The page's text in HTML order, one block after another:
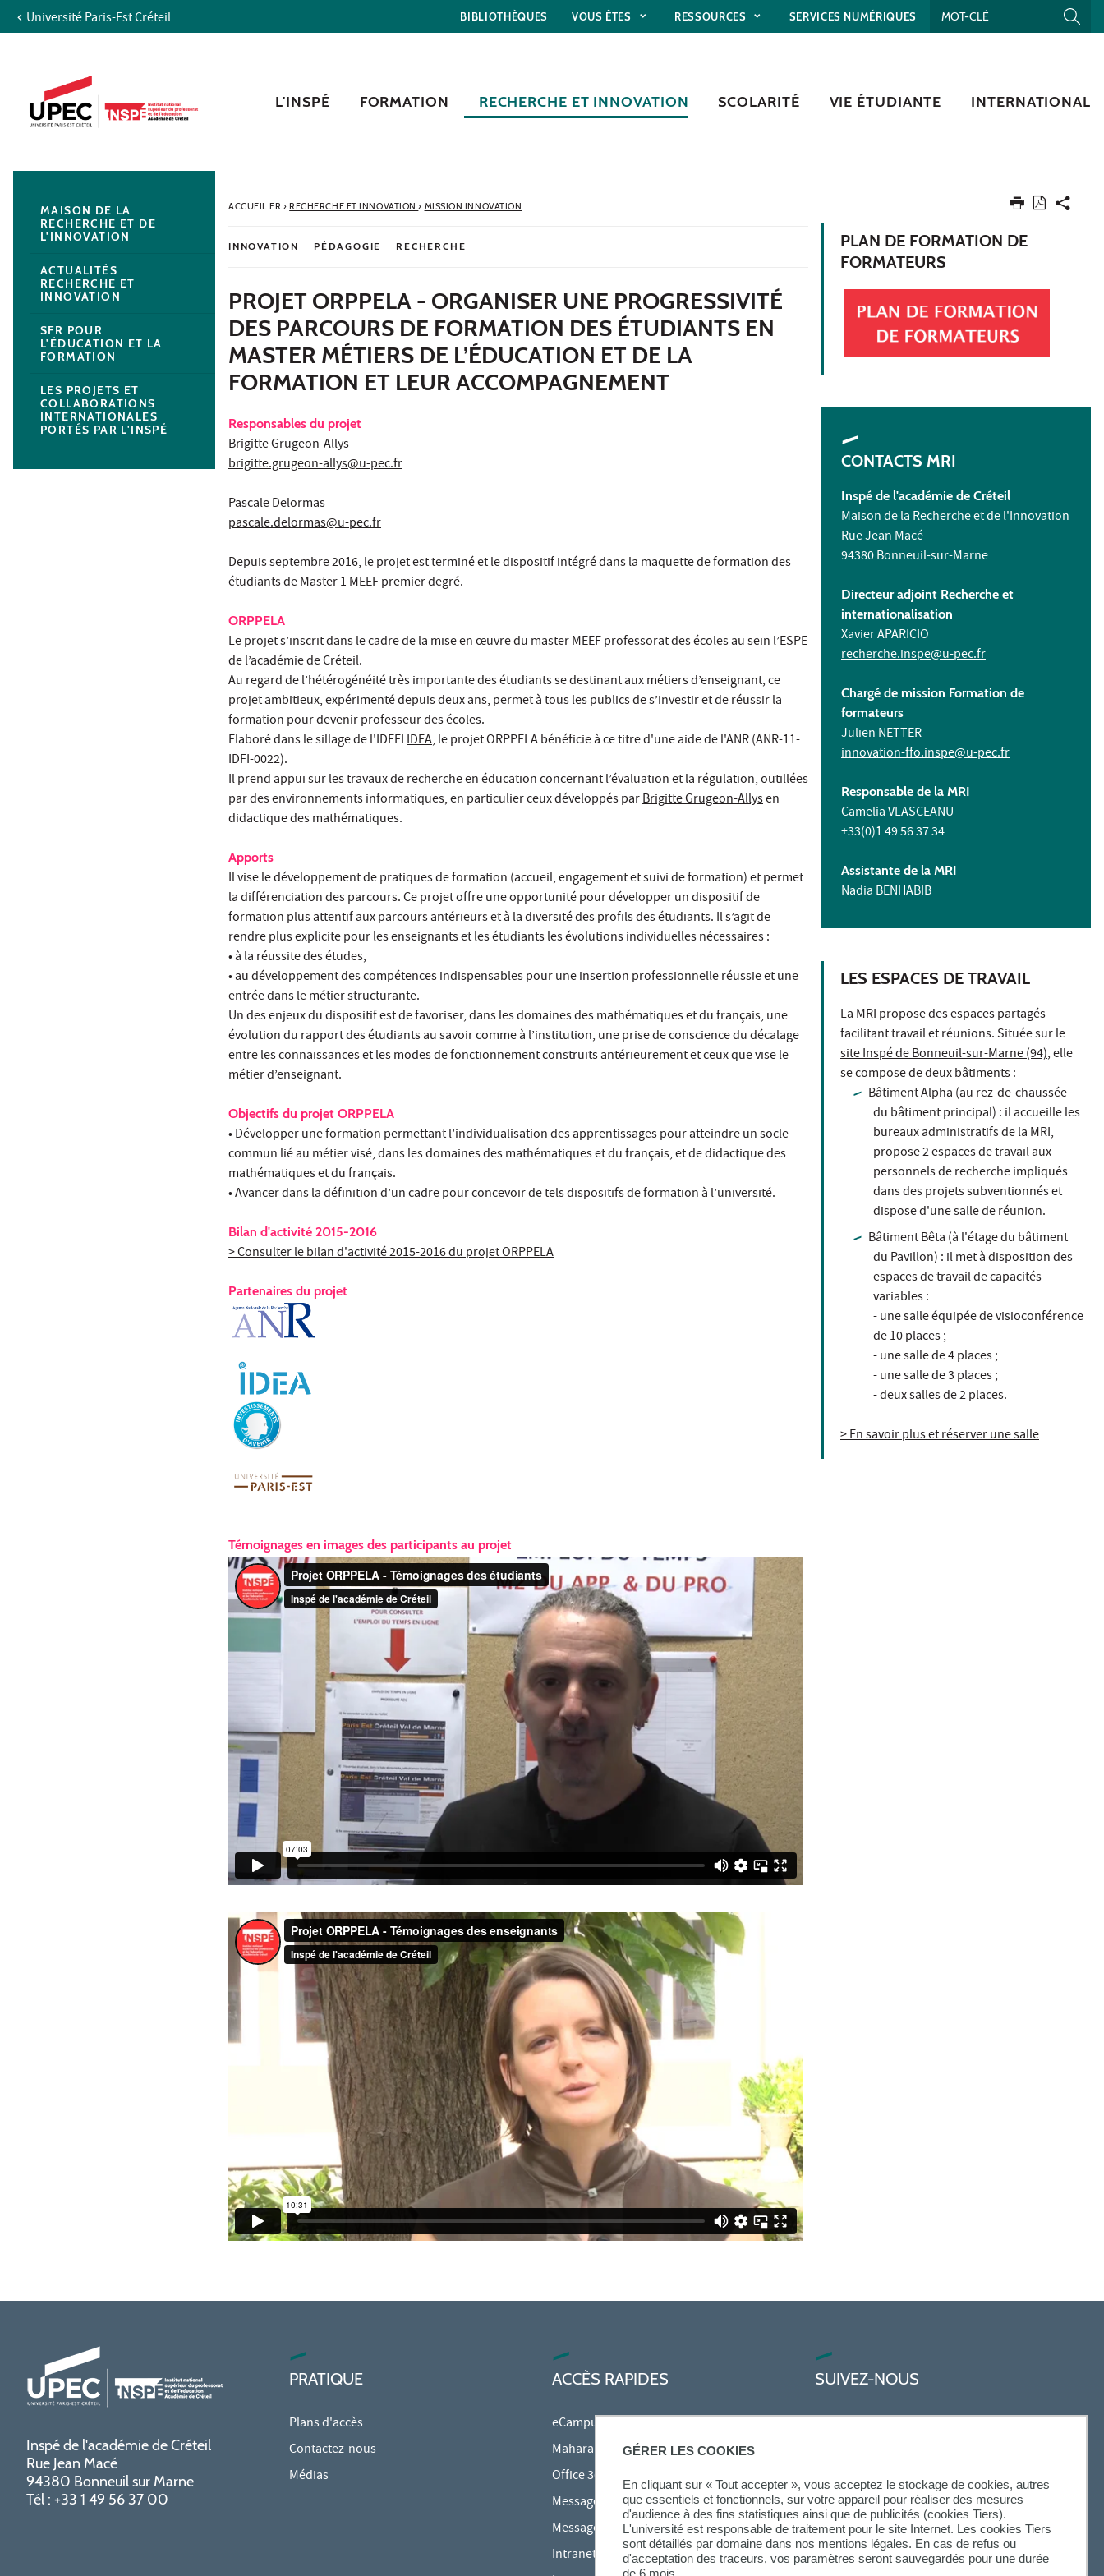
GÉRER LES COOKIES
En cliquant sur « Tout accepter », vous acceptez le stockage de cookies, autres
que essentiels et fonctionnels, sur votre appareil pour réaliser des mesures
d'audience à des fins statistiques ainsi que de publicités (cookies Tiers).
L'université est responsable de traitement pour le site Internet. Les cookies Tiers
sont détaillés par domaine dans nos mentions légales. En cas de refus ou
d'acceptation des traceurs, vos paramètres seront sauvegardés pour une durée
de 6 mois.
Aller au contenu
Recherche
Navigation secondaire
Université Paris-Est Créteil BIBLIOTHÈQUES VOUS ÊTES RESSOURCES SERVICES NUMÉRIQUES
L'INSPÉ FORMATION RECHERCHE ET INNOVATION SCOLARITÉ VIE ÉTUDIANTE INTERNATIONAL
ACCUEIL FR› RECHERCHE ET INNOVATION› MISSION INNOVATION
INNOVATION PÉDAGOGIE RECHERCHE
PROJET ORPPELA - ORGANISER UNE PROGRESSIVITÉ
DES PARCOURS DE FORMATION DES ÉTUDIANTS EN
MASTER MÉTIERS DE L’ÉDUCATION ET DE LA
FORMATION ET LEUR ACCOMPAGNEMENT
Responsables du projet
Brigitte Grugeon-Allys
brigitte.grugeon-allys@u-pec.fr
Pascale Delormas
pascale.delormas@u-pec.fr
Depuis septembre 2016, le projet est terminé et le dispositif intégré dans la maquette de formation des
étudiants de Master 1 MEEF premier degré.
ORPPELA
Le projet s’inscrit dans le cadre de la mise en œuvre du master MEEF professorat des écoles au sein l’ESPE
de l’académie de Créteil.
Au regard de l’hétérogénéité très importante des étudiants se destinant aux métiers d’enseignant, ce
projet ambitieux, expérimenté depuis deux ans, permet à tous les publics de s’investir et de réussir la
formation pour devenir professeur des écoles.
Elaboré dans le sillage de l'IDEFIIDEA, le projet ORPPELA bénéficie à ce titre d'une aide de l'ANR (ANR-11-
IDFI-0022).
Il prend appui sur les travaux de recherche en éducation concernant l’évaluation et la régulation, outillées
par des environnements informatiques, en particulier ceux développés parBrigitte Grugeon-Allysen
didactique des mathématiques.
Apports
Il vise le développement de pratiques de formation (accueil, engagement et suivi de formation) et permet
la différenciation des parcours. Ce projet offre une opportunité pour développer un dispositif de
formation plus attentif aux parcours antérieurs et à la diversité des profils des étudiants. Il s’agit de
rendre plus explicite pour les enseignants et les étudiants les évolutions individuelles nécessaires :
• à la réussite des études,
• au développement des compétences indispensables pour une insertion professionnelle réussie et une
entrée dans le métier structurante.
Un des enjeux du dispositif est de favoriser, dans les domaines des mathématiques et du français, une
évolution du rapport des étudiants au savoir comme à l’institution, une prise de conscience du décalage
entre les connaissances et les modes de fonctionnement construits antérieurement et ceux que vise le
métier d’enseignant.
Objectifs du projet ORPPELA
• Développer une formation permettant l’individualisation des apprentissages pour atteindre un socle
commun lié au métier visé, dans les domaines des mathématiques et du français, et de didactique des
mathématiques et du français.
• Avancer dans la définition d’un cadre pour concevoir de tels dispositifs de formation à l’université.
Bilan d'activité 2015-2016
> Consulter le bilan d'activité 2015-2016 du projet ORPPELA
Partenaires du projet
Témoignages en images des participants au projet
PLAN DE FORMATION DE
FORMATEURS
CONTACTS MRI
Inspé de l'académie de Créteil
Maison de la Recherche et de l'Innovation
Rue Jean Macé
94380 Bonneuil-sur-Marne
Directeur adjoint Recherche et
internationalisation
Xavier APARICIO
recherche.inspe@u-pec.fr
Chargé de mission Formation de
formateurs
Julien NETTER
innovation-ffo.inspe@u-pec.fr
Responsable de la MRI
Camelia VLASCEANU
+33(0)1 49 56 37 34
Assistante de la MRI
Nadia BENHABIB
LES ESPACES DE TRAVAIL
La MRI propose des espaces partagés
facilitant travail et réunions. Située sur le
site Inspé de Bonneuil-sur-Marne (94), elle
se compose de deux bâtiments :
Bâtiment Alpha (au rez-de-chaussée
du bâtiment principal) : il accueille les
bureaux administratifs de la MRI,
propose 2 espaces de travail aux
personnels de recherche impliqués
dans des projets subventionnés et
dispose d'une salle de réunion.
Bâtiment Bêta (à l'étage du bâtiment
du Pavillon) : il met à disposition des
espaces de travail de capacités
variables :
- une salle équipée de visioconférence
de 10 places ;
- une salle de 4 places ;
- une salle de 3 places ;
- deux salles de 2 places.
> En savoir plus et réserver une salle
MAISON DE LA
RECHERCHE ET DE
L'INNOVATION
ACTUALITÉS
RECHERCHE ET
INNOVATION
SFR POUR
L'ÉDUCATION ET LA
FORMATION
LES PROJETS ET
COLLABORATIONS
INTERNATIONALES
PORTÉS PAR L'INSPÉ
Inspé de l'académie de Créteil
Rue Jean Macé
94380 Bonneuil sur Marne
Tél : +33 1 49 56 37 00
PRATIQUE
Plans d'accès
Contactez-nous
Médias
ACCÈS RAPIDES
eCampus
Mahara
Office 365
Messagerie des étudiants
Messagerie des personnels
Intranet Inspé
SUIVEZ-NOUS